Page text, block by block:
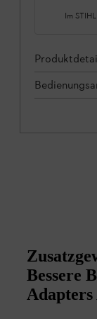
Im
Bessere
Adapters